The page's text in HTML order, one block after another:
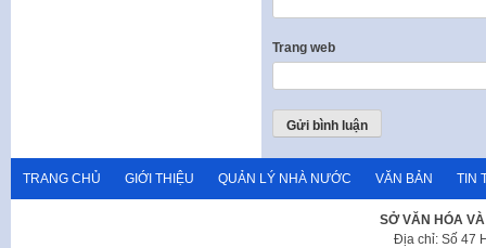
Trang web
TRANG CHỦ GIỚI THIỆU QUẢN LÝ NHÀ NƯỚC VĂN BẢN TIN
SỞ VĂN HÓA
Địa chỉ: Số 47